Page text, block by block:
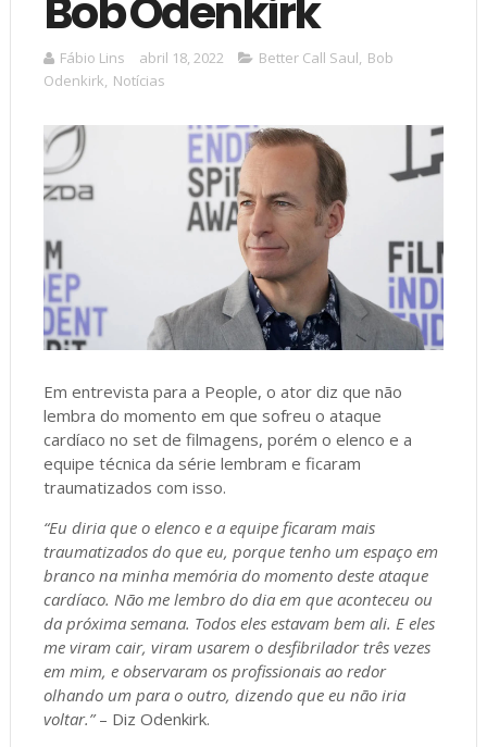
Bob Odenkirk
Fábio Lins abril 18, 2022 Better Call Saul, Bob
Odenkirk, Notícias
Em entrevista para a People, o ator diz que não
lembra do momento em que sofreu o ataque
cardíaco no set de filmagens, porém o elenco e a
equipe técnica da série lembram e ficaram
traumatizados com isso.
“Eu diria que o elenco e a equipe ficaram mais
traumatizados do que eu, porque tenho um espaço em
branco na minha memória do momento deste ataque
cardíaco. Não me lembro do dia em que aconteceu ou
da próxima semana. Todos eles estavam bem ali. E eles
me viram cair, viram usarem o desfibrilador três vezes
em mim, e observaram os profissionais ao redor
olhando um para o outro, dizendo que eu não iria
voltar.”– Diz Odenkirk.